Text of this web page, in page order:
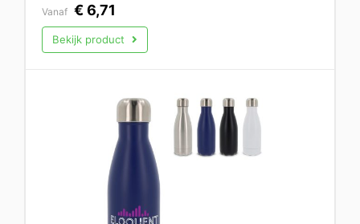
Vanaf €6,71
Bekijk product